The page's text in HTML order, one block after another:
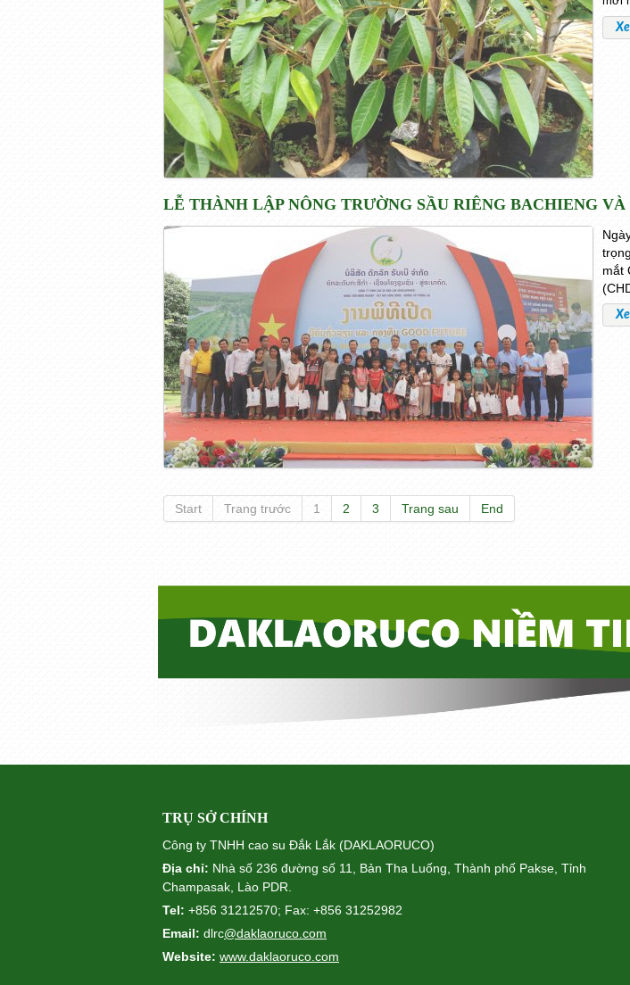
LỄ THÀNH LẬP NÔNG TRƯỜNG SẦU RIÊNG BACHIENG VÀ
mắt
Start Trang trước 1 2 3 Trang sau End
TRỤ SỞ CHÍNH
Công ty TNHH cao su Đắk Lắk (DAKLAORUCO)
Địa chỉ: Nhà số 236 đường số 11, Bản Tha Luống, Thành phố Pakse, Tỉnh
Champasak, Lào PDR.
Tel: +856 31212570; Fax: +856 31252982
Email: dlrc@daklaoruco.com
Website: www.daklaoruco.com